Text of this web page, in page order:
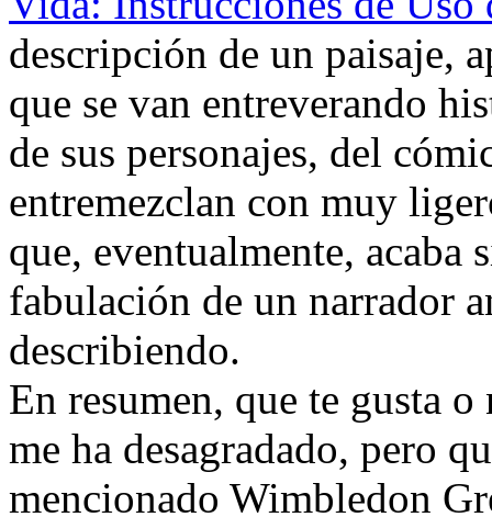
descripción de un paisaje,
que se van entreverando
de sus personajes, del
entremezclan con muy
que, eventualmente,
fabulación de un narrador
describiendo.
En resumen, que te gusta
me ha desagradado, pero
mencionado Wimbledon